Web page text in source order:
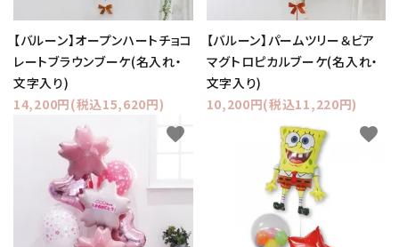
【バルーン】オープンハートチョコ
レートブラウンブーケ(名入れ・
文字入り)
14,200円(税込15,620円)
【バルーン】パームツリー＆ビア
マグトロピカルブーケ(名入れ・
文字入り)
10,200円(税込11,220円)
favorite favorite